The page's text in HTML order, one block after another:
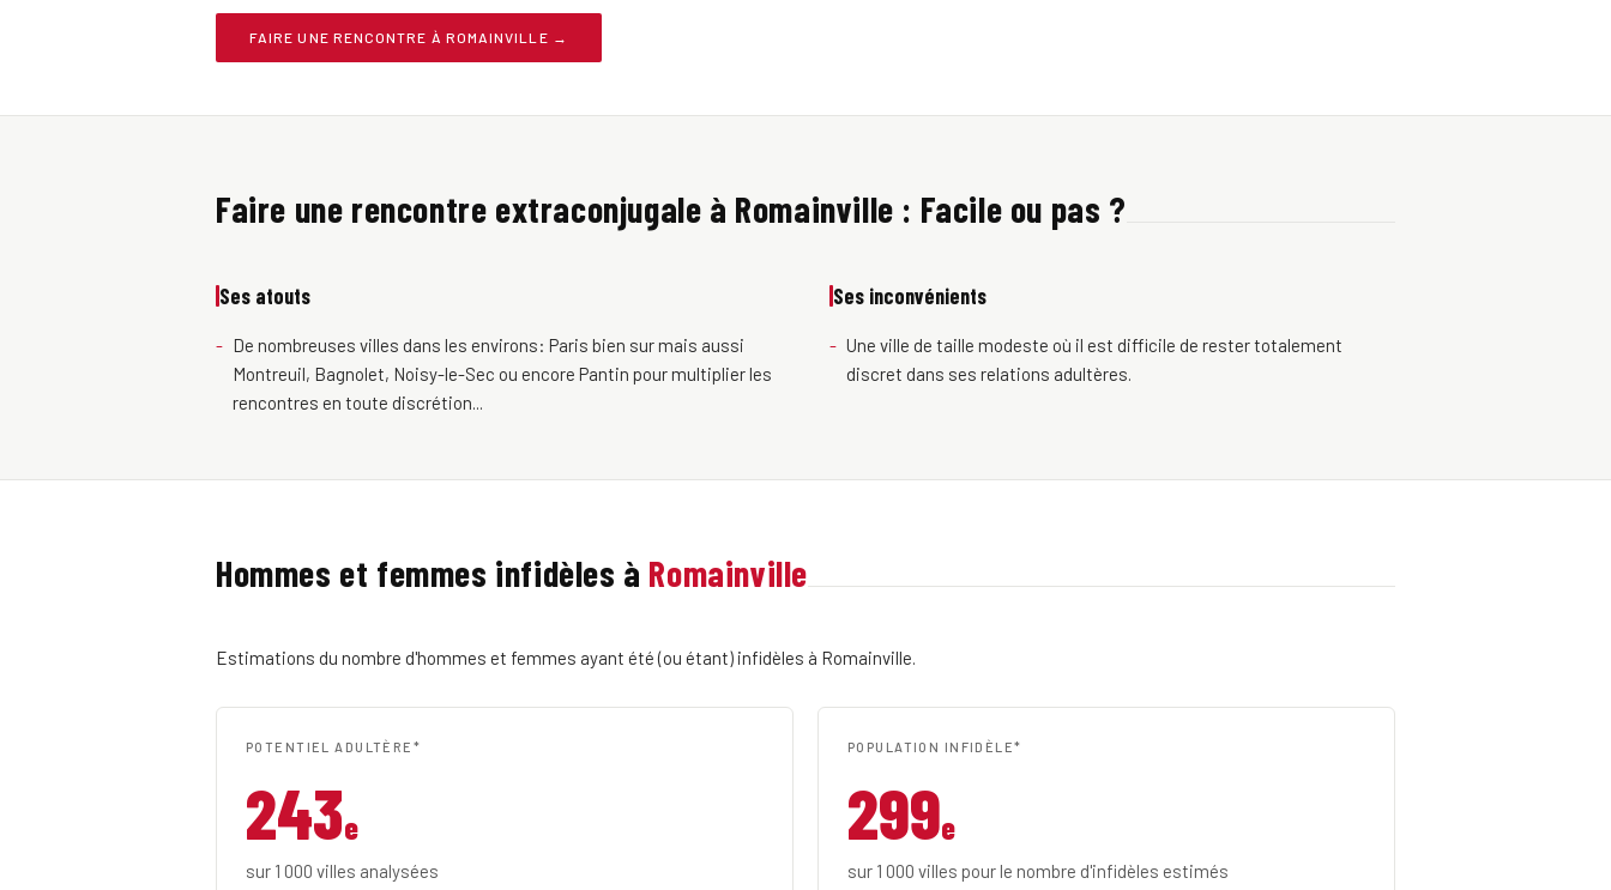
FAIRE UNE RENCONTRE À ROMAINVILLE →
Faire une rencontre extraconjugale à Romainville : Facile ou pas ?
Ses atouts
De nombreuses villes dans les environs: Paris bien sur mais aussi
Montreuil, Bagnolet, Noisy-le-Sec ou encore Pantin pour multiplier les
rencontres en toute discrétion...
Ses inconvénients
Une ville de taille modeste où il est difficile de rester totalement
discret dans ses relations adultères.
Hommes et femmes infidèles à Romainville
Estimations du nombre d'hommes et femmes ayant été (ou étant) infidèles à Romainville.
POTENTIEL ADULTÈRE*
243e
sur 1 000 villes analysées
POPULATION INFIDÈLE*
299e
sur 1 000 villes pour le nombre d'infidèles estimés